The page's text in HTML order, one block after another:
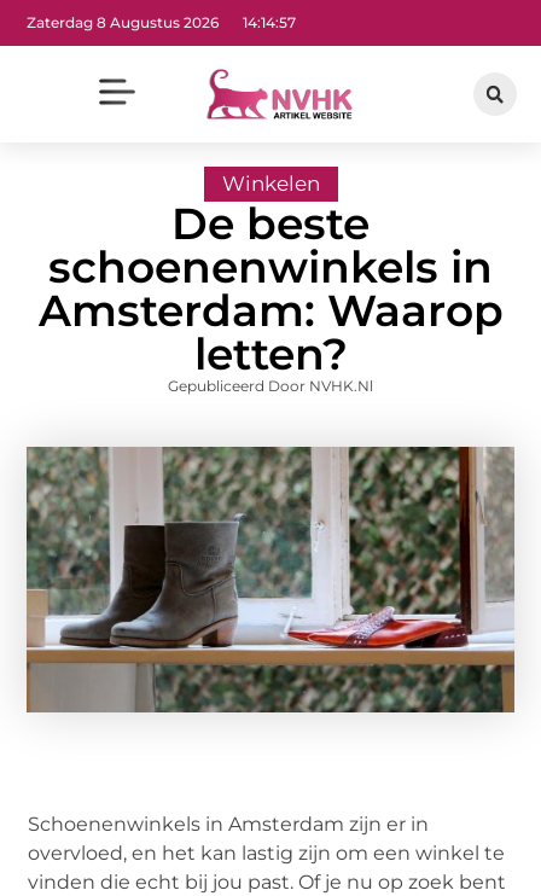
Zaterdag 8 Augustus 2026 14:14:58
Winkelen
De beste
schoenenwinkels in
Amsterdam: Waarop
letten?
Gepubliceerd Door NVHK.nl
Schoenenwinkels in Amsterdam zijn er in
overvloed, en het kan lastig zijn om een winkel te
vinden die echt bij jou past. Of je nu op zoek bent